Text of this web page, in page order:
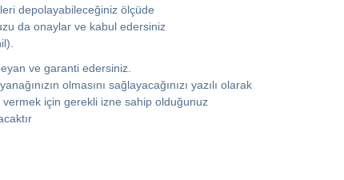
depolayabileceğiniz ölçüde
da onaylar ve kabul edersiniz
ve garanti edersiniz.
olmasını sağlayacağınızı yazılı olarak
için gerekli izne sahip olduğunuz